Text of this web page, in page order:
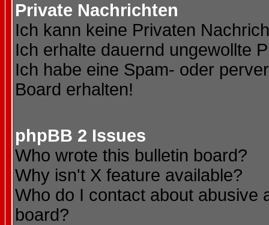
Private Nachrichten
Ich kann keine Privaten
Ich erhalte dauernd ungewollte
Ich habe eine Spam- oder
Board erhalten!
phpBB 2 Issues
Who wrote this bulletin board?
Why isn't X feature available?
Who do I contact about abusive
board?